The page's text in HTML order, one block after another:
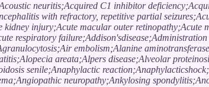
neuritis;Acquired C1 inhibitor
with refractory, repetitive partial
injury;Acute macular outer retinopathy;Acute
respiratory
embolism;Alanine
areata;Alpers disease;Alveolar
senile;Anaphylactic
neuropathy;Ankylosing